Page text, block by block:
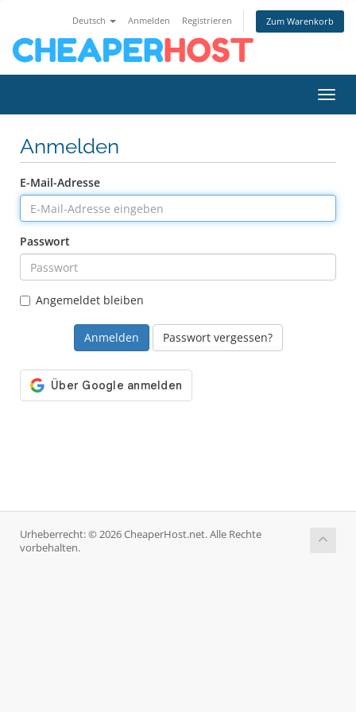
Deutsch Anmelden Registrieren Zum Warenkorb
Anmelden
E-Mail-Adresse
Passwort
Angemeldet bleiben
Passwort vergessen?
Urheberrecht: © 2026 CheaperHost.net. Alle Rechte
vorbehalten.